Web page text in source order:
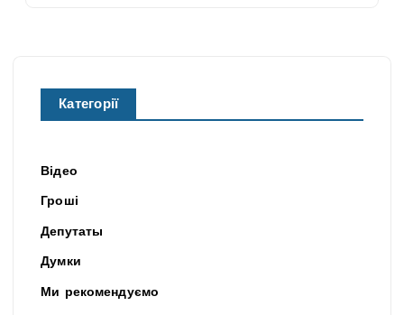
Категорії
Відео
Гроші
Депутаты
Думки
Ми рекомендуємо